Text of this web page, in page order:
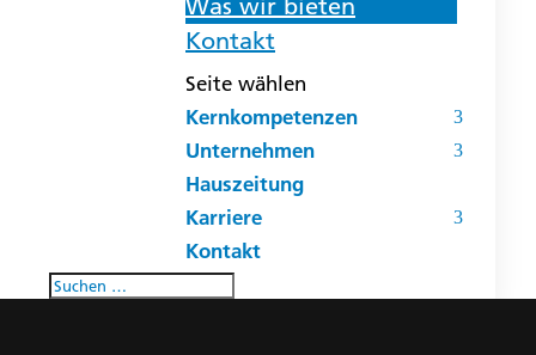
Was wir bieten
Kontakt
Seite wählen
Kernkompetenzen
Unternehmen
Hauszeitung
Karriere
Kontakt